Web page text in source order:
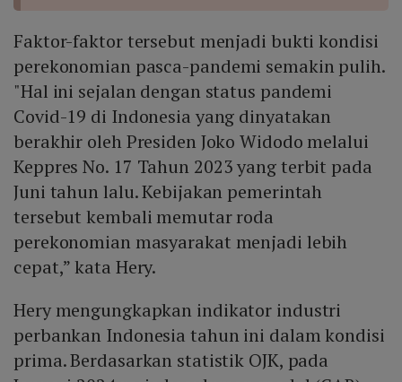
Faktor-faktor tersebut menjadi bukti kondisi
perekonomian pasca-pandemi semakin pulih.
"Hal ini sejalan dengan status pandemi
Covid-19 di Indonesia yang dinyatakan
berakhir oleh Presiden Joko Widodo melalui
Keppres No. 17 Tahun 2023 yang terbit pada
Juni tahun lalu. Kebijakan pemerintah
tersebut kembali memutar roda
perekonomian masyarakat menjadi lebih
cepat,” kata Hery.
Hery mengungkapkan indikator industri
perbankan Indonesia tahun ini dalam kondisi
prima. Berdasarkan statistik OJK, pada